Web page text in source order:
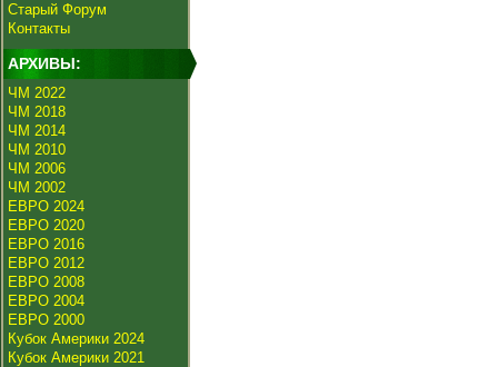
Старый Форум
Контакты
АРХИВЫ:
ЧМ 2022
ЧМ 2018
ЧМ 2014
ЧМ 2010
ЧМ 2006
ЧМ 2002
ЕВРО 2024
ЕВРО 2020
ЕВРО 2016
ЕВРО 2012
ЕВРО 2008
ЕВРО 2004
ЕВРО 2000
Кубок Америки 2024
Кубок Америки 2021